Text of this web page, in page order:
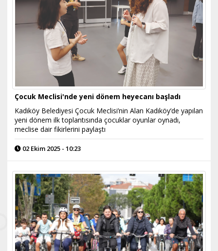
Çocuk Meclisi'nde yeni dönem heyecanı başladı
Kadıköy Belediyesi Çocuk Meclisi’nin Alan Kadıköy’de yapılan
yeni dönem ilk toplantısında çocuklar oyunlar oynadı,
meclise dair fikirlerini paylaştı
02 Ekim 2025 - 10:23